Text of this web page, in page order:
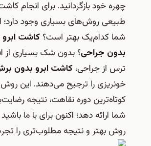
خود بازگردانید. برای انجام کاشت ابرو با
روش‌های بسیاری وجود دارد؛ اما به نظر
کدام‌یک بهتر است؟کاشت ابرو با جراحی
جراحی؟ بدون شک بسیاری از افراد
از جراحی، کاشت ابرو بدون برشو
را ترجیح می‌دهند. این روش می‌تواند
دوره نقاهت، نتیجه رضایت‌بخشی را
ارائه دهد؛ اکنون برای با ما باشید تا بتوانید
بهتر و نتیجه مطلوب‌تری را تجربه کنید.